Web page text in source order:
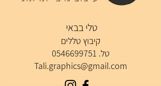
טלי בבאי
קיבוץ טללים
טל. 0546699751
Tali.graphics@gmail.com